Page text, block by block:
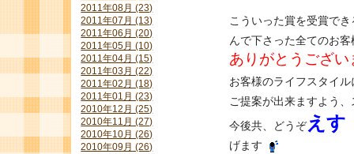
こういった賞を受賞で
んで下さった全てのお
ありがとうござい
お客様のライフスタイ
ご提案が出来ますよう
今後共、どうぞえす
げます
2011年08月 (23)
2011年07月 (13)
2011年06月 (20)
2011年05月 (10)
2011年04月 (15)
2011年03月 (22)
2011年02月 (18)
2011年01月 (23)
2010年12月 (25)
2010年11月 (27)
2010年10月 (26)
2010年09月 (26)